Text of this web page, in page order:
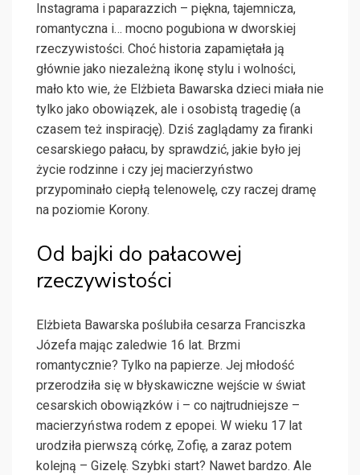
Instagrama i paparazzich – piękna, tajemnicza,
romantyczna i… mocno pogubiona w dworskiej
rzeczywistości. Choć historia zapamiętała ją
głównie jako niezależną ikonę stylu i wolności,
mało kto wie, że Elżbieta Bawarska dzieci miała nie
tylko jako obowiązek, ale i osobistą tragedię (a
czasem też inspirację). Dziś zaglądamy za firanki
cesarskiego pałacu, by sprawdzić, jakie było jej
życie rodzinne i czy jej macierzyństwo
przypominało ciepłą telenowelę, czy raczej dramę
na poziomie Korony.
Od bajki do pałacowej
rzeczywistości
Elżbieta Bawarska poślubiła cesarza Franciszka
Józefa mając zaledwie 16 lat. Brzmi
romantycznie? Tylko na papierze. Jej młodość
przerodziła się w błyskawiczne wejście w świat
cesarskich obowiązków i – co najtrudniejsze –
macierzyństwa rodem z epopei. W wieku 17 lat
urodziła pierwszą córkę, Zofię, a zaraz potem
kolejną – Gizelę. Szybki start? Nawet bardzo. Ale